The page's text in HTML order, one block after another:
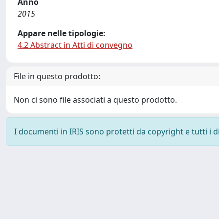
2015
Appare nelle tipologie:
4.2 Abstract in Atti di convegno
File in questo prodotto:
Non ci sono file associati a questo prodotto.
I documenti in IRIS sono protetti da copyright e tutti i